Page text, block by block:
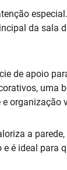
da sala
de apoio
uma
organização
a
é ideal para